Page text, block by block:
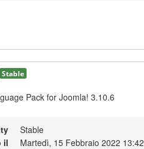
Stable
Pack for Joomla! 3.10.6
Stable
il
Martedì, 15 Febbraio 2022 13:42